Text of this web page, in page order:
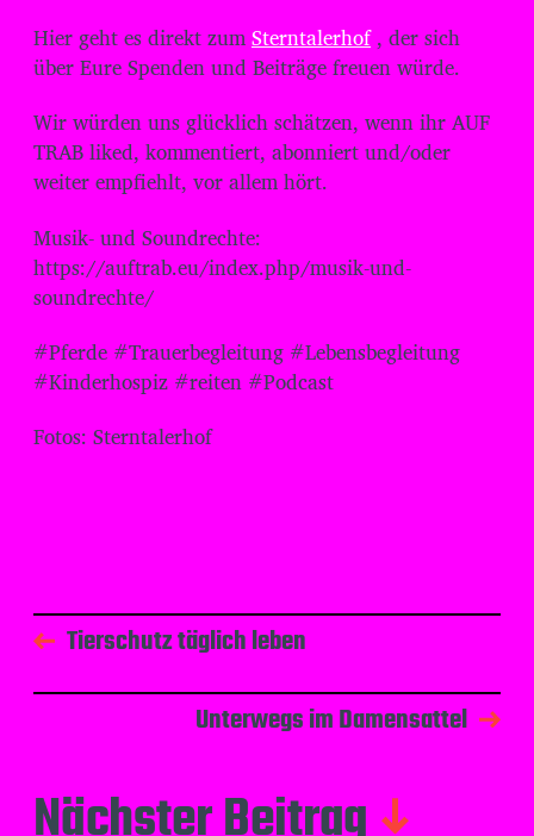
Hier geht es direkt zumSterntalerhof, der sich
über Eure Spenden und Beiträge freuen würde.
Wir würden uns glücklich schätzen, wenn ihr AUF
TRAB liked, kommentiert, abonniert und/oder
weiter empfiehlt, vor allem hört.
Musik- und Soundrechte:
⁠⁠⁠⁠⁠⁠⁠⁠⁠⁠⁠⁠⁠⁠⁠⁠⁠⁠⁠⁠⁠https://auftrab.eu/index.php/musik-und-
soundrechte/
⁠⁠⁠⁠⁠⁠⁠⁠⁠⁠⁠⁠⁠⁠⁠⁠⁠⁠⁠⁠⁠#Pferde #Trauerbegleitung #Lebensbegleitung
#Kinderhospiz #reiten #Podcast
Fotos: Sterntalerhof
Tierschutz täglich leben
Unterwegs im Damensattel